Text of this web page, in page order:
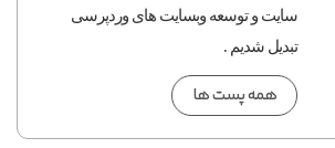
سایت و توسعه وبسایت های وردپرسی
تبدیل شدیم .
همه پست ها